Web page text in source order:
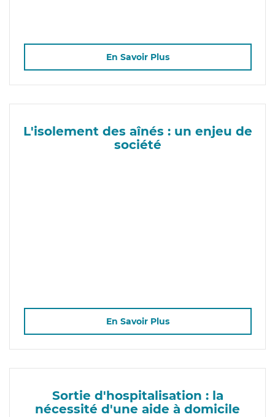
En Savoir Plus
L'isolement des aînés : un enjeu de
société
En Savoir Plus
Sortie d'hospitalisation : la
nécessité d'une aide à domicile